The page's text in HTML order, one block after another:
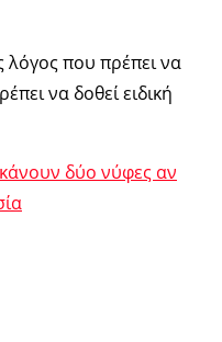
που πρέπει να
να δοθεί ειδική
δύο νύφες αν